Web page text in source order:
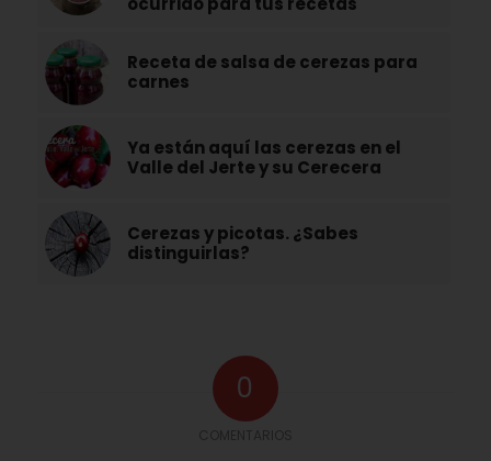
Receta de salsa de cerezas para
carnes
Ya están aquí las cerezas en el
Valle del Jerte y su Cerecera
Cerezas y picotas. ¿Sabes
distinguirlas?
0